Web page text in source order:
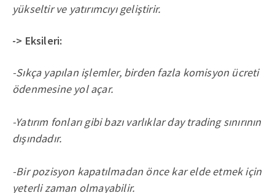
yükseltir ve yatırımcıyı geliştirir.
-> Eksileri:
-Sıkça yapılan işlemler, birden fazla komisyon ücreti
ödenmesine yol açar.
-Yatırım fonları gibi bazı varlıklar day trading sınırının
dışındadır.
-Bir pozisyon kapatılmadan önce kar elde etmek için
yeterli zaman olmayabilir.